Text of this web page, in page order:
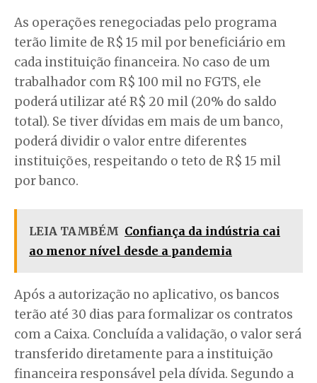
As operações renegociadas pelo programa
terão limite de R$ 15 mil por beneficiário em
cada instituição financeira. No caso de um
trabalhador com R$ 100 mil no FGTS, ele
poderá utilizar até R$ 20 mil (20% do saldo
total). Se tiver dívidas em mais de um banco,
poderá dividir o valor entre diferentes
instituições, respeitando o teto de R$ 15 mil
por banco.
LEIA TAMBÉM Confiança da indústria cai
ao menor nível desde a pandemia
Após a autorização no aplicativo, os bancos
terão até 30 dias para formalizar os contratos
com a Caixa. Concluída a validação, o valor será
transferido diretamente para a instituição
financeira responsável pela dívida. Segundo a